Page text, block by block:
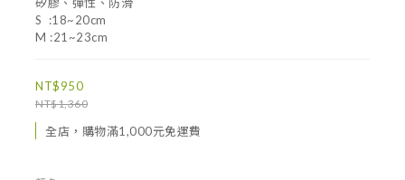
S  :18~20cm
M :21~23cm
NT$950
NT$1,360
全店，購物滿1,000元免運費